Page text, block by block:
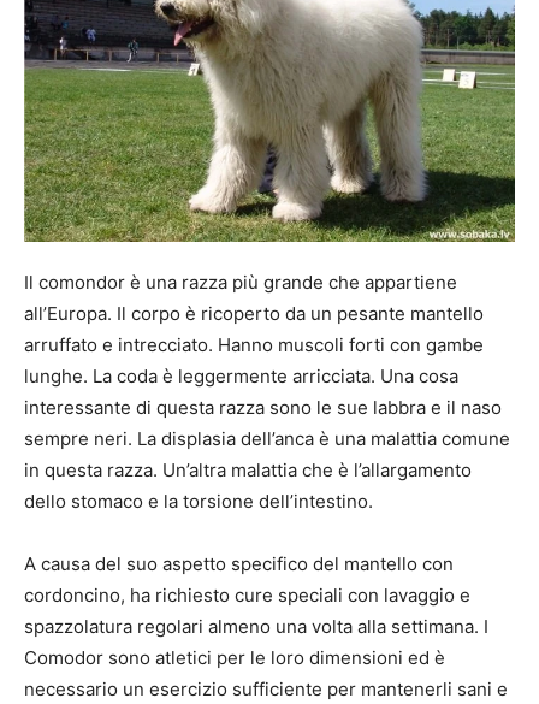
Il comondor è una razza più grande che appartiene
all’Europa. Il corpo è ricoperto da un pesante mantello
arruffato e intrecciato. Hanno muscoli forti con gambe
lunghe. La coda è leggermente arricciata. Una cosa
interessante di questa razza sono le sue labbra e il naso
sempre neri. La displasia dell’anca è una malattia comune
in questa razza. Un’altra malattia che è l’allargamento
dello stomaco e la torsione dell’intestino.
A causa del suo aspetto specifico del mantello con
cordoncino, ha richiesto cure speciali con lavaggio e
spazzolatura regolari almeno una volta alla settimana. I
Comodor sono atletici per le loro dimensioni ed è
necessario un esercizio sufficiente per mantenerli sani e